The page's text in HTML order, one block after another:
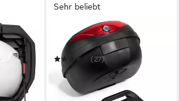
SH38X
Sehr beliebt
TRESKO
Topcase
(27)
39,99 €
in 3-4 Werktagen bei dir